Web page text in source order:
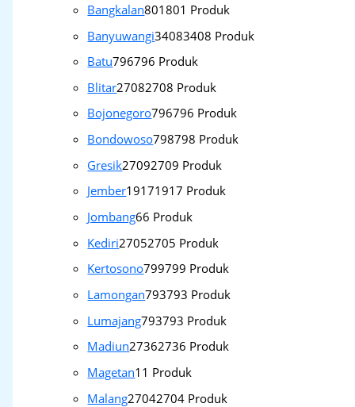
Bangkalan801801 Produk
Banyuwangi34083408 Produk
Batu796796 Produk
Blitar27082708 Produk
Bojonegoro796796 Produk
Bondowoso798798 Produk
Gresik27092709 Produk
Jember19171917 Produk
Jombang66 Produk
Kediri27052705 Produk
Kertosono799799 Produk
Lamongan793793 Produk
Lumajang793793 Produk
Madiun27362736 Produk
Magetan1 1 Produk
Malang27042704 Produk